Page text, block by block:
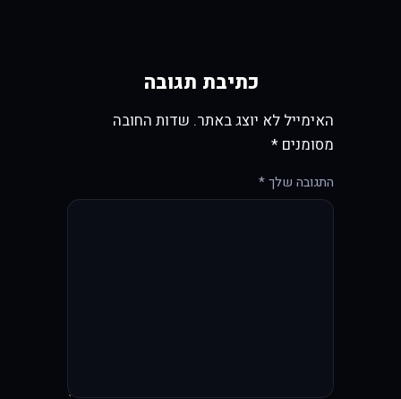
כתיבת תגובה
האימייל לא יוצג באתר. שדות החובה
מסומנים *
התגובה שלך*